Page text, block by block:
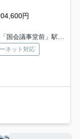
円
会議事堂前」駅 徒歩4分
ネット対応